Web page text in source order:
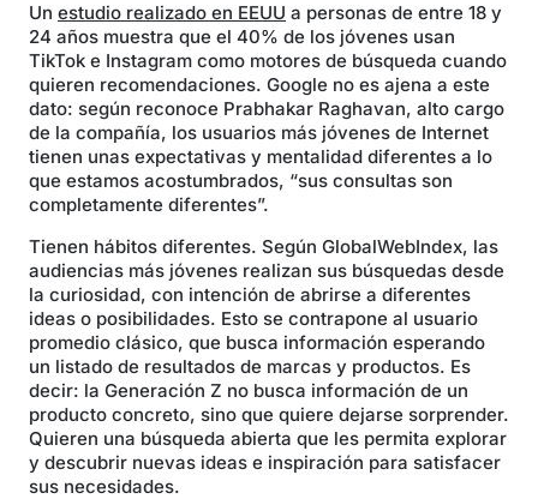
Un estudio realizado en EEUU a personas de entre 18 y
24 años muestra que el 40% de los jóvenes usan
TikTok e Instagram como motores de búsqueda cuando
quieren recomendaciones. Google no es ajena a este
dato: según reconoce Prabhakar Raghavan, alto cargo
de la compañía, los usuarios más jóvenes de Internet
tienen unas expectativas y mentalidad diferentes a lo
que estamos acostumbrados, “sus consultas son
completamente diferentes”.
Tienen hábitos diferentes. Según GlobalWebIndex, las
audiencias más jóvenes realizan sus búsquedas desde
la curiosidad, con intención de abrirse a diferentes
ideas o posibilidades. Esto se contrapone al usuario
promedio clásico, que busca información esperando
un listado de resultados de marcas y productos. Es
decir: la Generación Z no busca información de un
producto concreto, sino que quiere dejarse sorprender.
Quieren una búsqueda abierta que les permita explorar
y descubrir nuevas ideas e inspiración para satisfacer
sus necesidades.